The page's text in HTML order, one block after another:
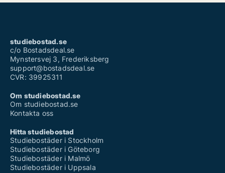
studiebostad.se
c/o Bostadsdeal.se
Mynstersvej 3, Frederiksberg
support@bostadsdeal.se
CVR: 39925311
Om studiebostad.se
Om studiebostad.se
Kontakta oss
Hitta studiebostad
Studiebostäder i Stockholm
Studiebostäder i Göteborg
Studiebostäder i Malmö
Studiebostäder i Uppsala